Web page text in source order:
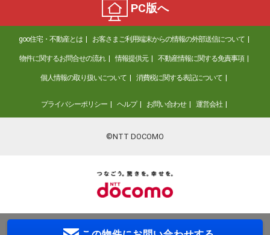
PC版へ
goo住宅・不動産とは お客さまご利用端末からの情報の外部送信について
物件に関するお問合せの流れ 情報提供元 不動産情報に関する免責事項
個人情報の取り扱いについて 消費税に関する表記について
プライバシーポリシー ヘルプ お問い合わせ 運営会社
©NTT DOCOMO